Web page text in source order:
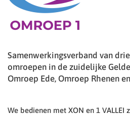
Samenwerkingsverband van
omroepen in de zuidelijke
Omroep Ede, Omroep Rhenen
We bedienen met XON en 1 VALLEI